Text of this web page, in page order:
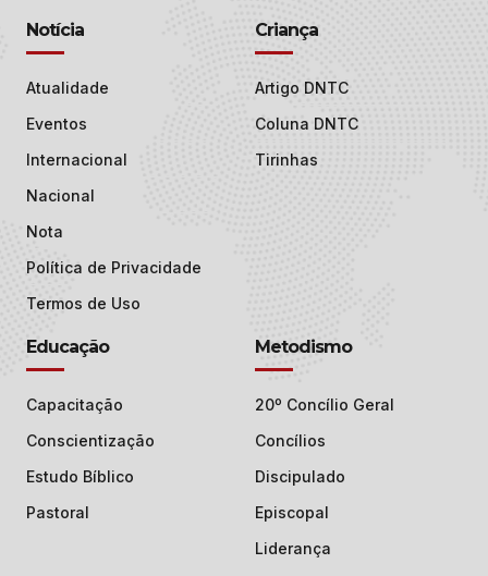
Notícia
Atualidade
Eventos
Internacional
Nacional
Nota
Política de Privacidade
Termos de Uso
Criança
Artigo DNTC
Coluna DNTC
Tirinhas
Educação
Capacitação
Conscientização
Estudo Bíblico
Pastoral
Metodismo
20º Concílio Geral
Concílios
Discipulado
Episcopal
Liderança